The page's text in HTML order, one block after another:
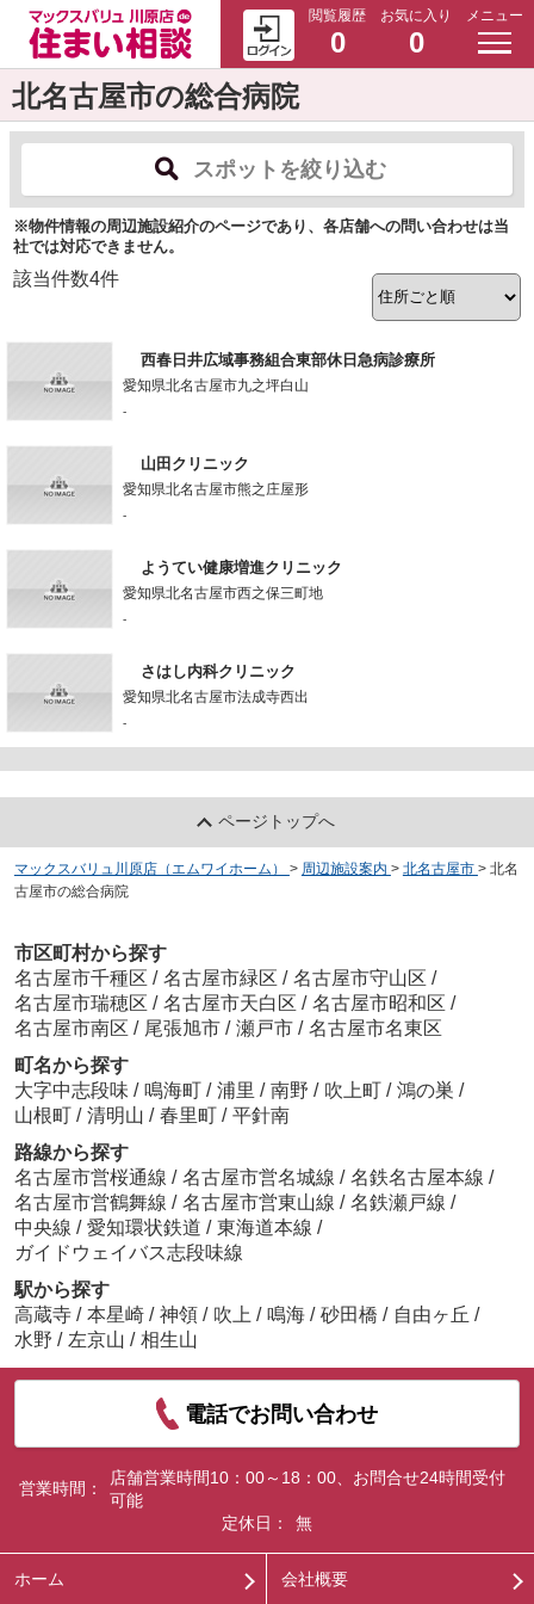
閲覧履歴
0
お気に入り
0
メニュー
北名古屋市の総合病院
スポットを絞り込む
※物件情報の周辺施設紹介のページであり、各店舗への問い合わせは当
社では対応できません。
該当件数4件
西春日井広域事務組合東部休日急病診療所
愛知県北名古屋市九之坪白山
-
山田クリニック
愛知県北名古屋市熊之庄屋形
-
ようてい健康増進クリニック
愛知県北名古屋市西之保三町地
-
さはし内科クリニック
愛知県北名古屋市法成寺西出
-
ページトップへ
マックスバリュ川原店（エムワイホーム） > 周辺施設案内 > 北名古屋市 > 北名
古屋市の総合病院
市区町村から探す
名古屋市千種区 / 名古屋市緑区 / 名古屋市守山区 /
名古屋市瑞穂区 / 名古屋市天白区 / 名古屋市昭和区 /
名古屋市南区 / 尾張旭市 / 瀬戸市 / 名古屋市名東区
町名から探す
大字中志段味 / 鳴海町 / 浦里 / 南野 / 吹上町 / 鴻の巣 /
山根町 / 清明山 / 春里町 / 平針南
路線から探す
名古屋市営桜通線 / 名古屋市営名城線 / 名鉄名古屋本線 /
名古屋市営鶴舞線 / 名古屋市営東山線 / 名鉄瀬戸線 /
中央線 / 愛知環状鉄道 / 東海道本線 /
ガイドウェイバス志段味線
駅から探す
高蔵寺 / 本星崎 / 神領 / 吹上 / 鳴海 / 砂田橋 / 自由ヶ丘 /
水野 / 左京山 / 相生山
電話でお問い合わせ
営業時間：
店舗営業時間10：00～18：00、お問合せ24時間受付
可能
定休日：
無
ホーム 会社概要